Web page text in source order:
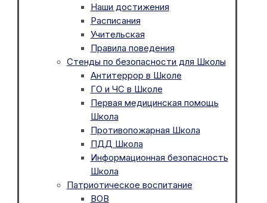
Наши достижения
Расписания
Учительская
Правила поведения
Стенды по безопасности для Школы
Антитеррор в Школе
ГО и ЧС в Школе
Первая медицинская помощь
Школа
Противопожарная Школа
ПДД Школа
Информационная безопасность
Школа
Патриотическое воспитание
ВОВ